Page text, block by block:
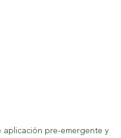
aplicación pre-emergente y